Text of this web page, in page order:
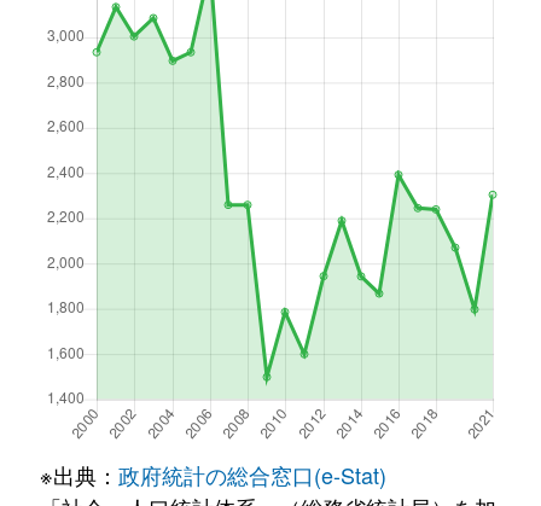
※出典： 政府統計の総合窓口(e-Stat)